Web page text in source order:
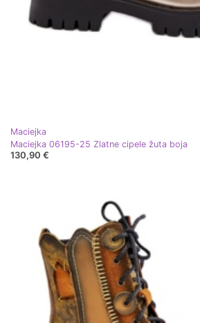
Maciejka
Maciejka 06195-25 Zlatne cipele žuta boja
130,90 €